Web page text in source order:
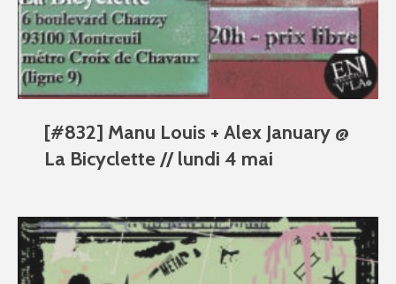
[#832] Manu Louis + Alex January @
La Bicyclette // lundi 4 mai